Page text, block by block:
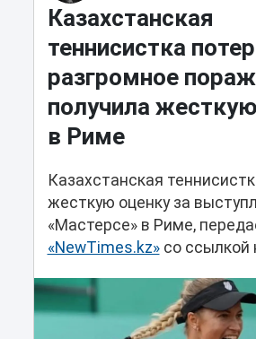
Казахстанская
теннисистка
разгромное
получила
в Риме
Казахстанская
жесткую оценку за
«Мастерсе» в Риме,
«NewTimes.kz»со ссылкой